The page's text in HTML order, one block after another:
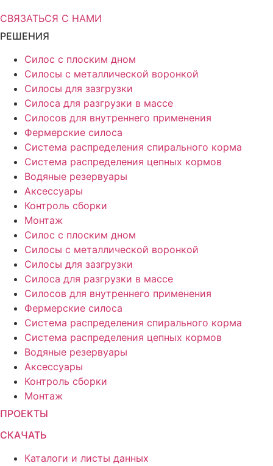
СВЯЗАТЬСЯ С НАМИ
РЕШЕНИЯ
Силос с плоским дном
Силосы с металлической воронкой
Силосы для зазгрузки
Силоса для разгрузки в массе
Силосов для внутреннего применения
Фермерские силоса
Система распределения спирального корма
Система распределения цепных кормов
Водяные резервуары
Аксессуары
Контроль сборки
Монтаж
Силос с плоским дном
Силосы с металлической воронкой
Силосы для зазгрузки
Силоса для разгрузки в массе
Силосов для внутреннего применения
Фермерские силоса
Система распределения спирального корма
Система распределения цепных кормов
Водяные резервуары
Аксессуары
Контроль сборки
Монтаж
ПРОЕКТЫ
СКАЧАТЬ
Каталоги и листы данных